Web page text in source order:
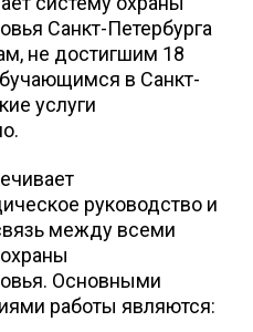
Санкт-Петербурга
не достигшим 18
в Санкт-
услуги
руководство и
между всеми
Основными
работы являются: